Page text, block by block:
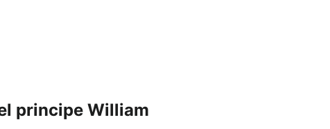
principe William